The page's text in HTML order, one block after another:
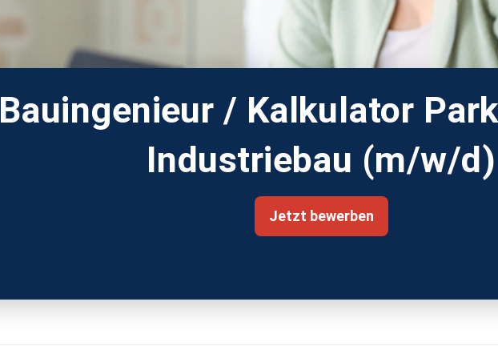
Bauingenieur / Kalkulator
Industriebau (m/w/d)
Jetzt bewerben